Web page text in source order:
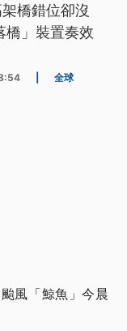
橋錯位卻沒
橋」裝置奏效
全球
風「鯨魚」今晨